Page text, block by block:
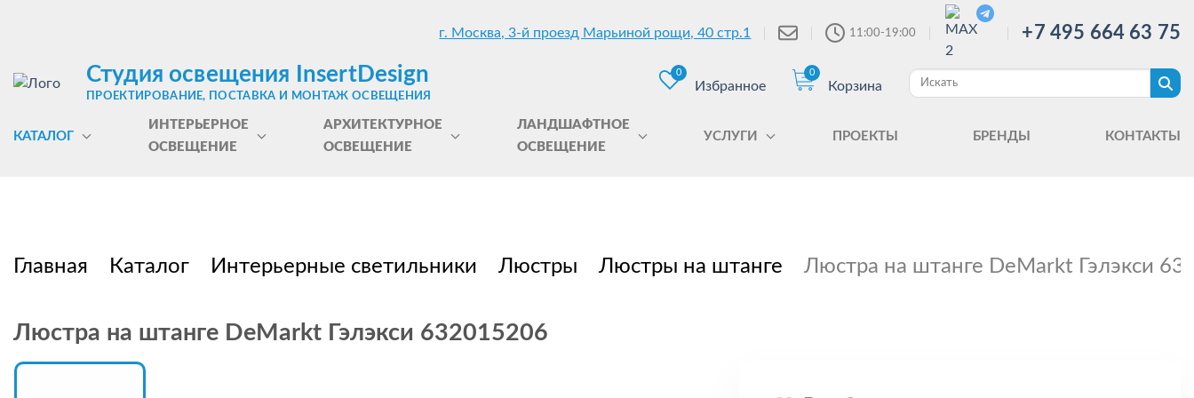
г. Москва, 3-й проезд Марьиной рощи, 40 стр.1 11:00-19:00 +7 495 664 63 75
Студия освещения InsertDesign
ПРОЕКТИРОВАНИЕ, ПОСТАВКА И МОНТАЖ ОСВЕЩЕНИЯ
0
Избранное
0
Корзина
КАТАЛОГ
ИНТЕРЬЕРНОЕ
ОСВЕЩЕНИЕ
АРХИТЕКТУРНОЕ
ОСВЕЩЕНИЕ
ЛАНДШАФТНОЕ
ОСВЕЩЕНИЕ
УСЛУГИ ПРОЕКТЫ БРЕНДЫ КОНТАКТЫ
Главная Каталог Интерьерные светильники Люстры Люстры на штанге Люстра на штанге DeMarkt Гэлэкси
Люстра на штанге DeMarkt Гэлэкси 632015206